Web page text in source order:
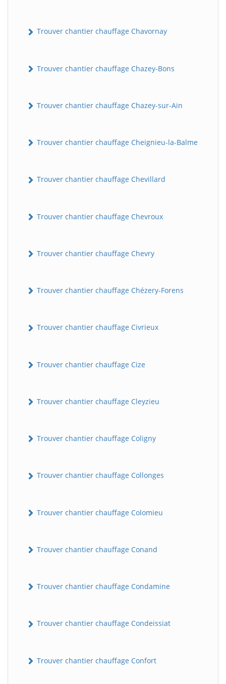
Trouver chantier chauffage Chavornay
Trouver chantier chauffage Chazey-Bons
Trouver chantier chauffage Chazey-sur-Ain
Trouver chantier chauffage Cheignieu-la-Balme
Trouver chantier chauffage Chevillard
Trouver chantier chauffage Chevroux
Trouver chantier chauffage Chevry
Trouver chantier chauffage Chézery-Forens
Trouver chantier chauffage Civrieux
Trouver chantier chauffage Cize
Trouver chantier chauffage Cleyzieu
Trouver chantier chauffage Coligny
Trouver chantier chauffage Collonges
Trouver chantier chauffage Colomieu
Trouver chantier chauffage Conand
Trouver chantier chauffage Condamine
Trouver chantier chauffage Condeissiat
Trouver chantier chauffage Confort
B Assistant en ligne